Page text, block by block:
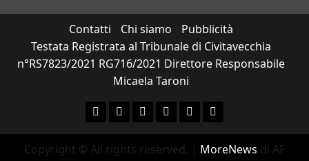
Contatti Chi siamo
Pubblicità
Testata Registrata al Tribunale di Civitavecchia
n°RS7823/2021 RG716/2021 Direttore Responsabile
Micaela Taroni
FacebookInstagram
YouTubeTwitterEmailEnte Parco
Copyright © All rights reserved. | MoreNews di AF